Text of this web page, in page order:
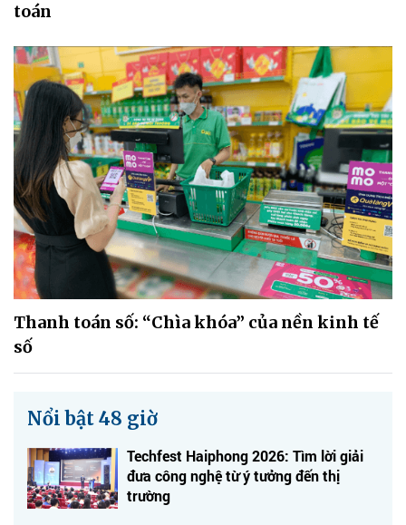
toán
Thanh toán số: “Chìa khóa” của nền kinh tế
số
Nổi bật 48 giờ
Techfest Haiphong 2026: Tìm lời giải
đưa công nghệ từ ý tưởng đến thị
trường